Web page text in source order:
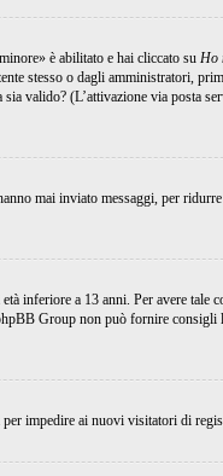
è abilitato e hai cliccato su Ho
stesso o dagli amministratori,
valido? (L’attivazione via posta
mai inviato messaggi, per
a 13 anni. Per avere tale
Group non può fornire
impedire ai nuovi visitatori di